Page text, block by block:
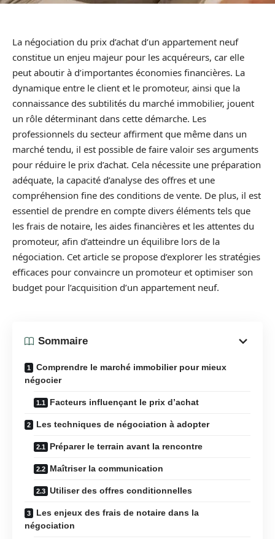
La négociation du prix d’achat d’un appartement neuf
constitue un enjeu majeur pour les acquéreurs, car elle
peut aboutir à d’importantes économies financières. La
dynamique entre le client et le promoteur, ainsi que la
connaissance des subtilités du marché immobilier, jouent
un rôle déterminant dans cette démarche. Les
professionnels du secteur affirment que même dans un
marché tendu, il est possible de faire valoir ses arguments
pour réduire le prix d’achat. Cela nécessite une préparation
adéquate, la capacité d’analyse des offres et une
compréhension fine des conditions de vente. De plus, il est
essentiel de prendre en compte divers éléments tels que
les frais de notaire, les aides financières et les attentes du
promoteur, afin d’atteindre un équilibre lors de la
négociation. Cet article se propose d’explorer les stratégies
efficaces pour convaincre un promoteur et optimiser son
budget pour l’acquisition d’un appartement neuf.
Sommaire
Comprendre le marché immobilier pour mieux
négocier
Facteurs influençant le prix d’achat
Les techniques de négociation à adopter
Préparer le terrain avant la rencontre
Maîtriser la communication
Utiliser des offres conditionnelles
Les enjeux des frais de notaire dans la
négociation